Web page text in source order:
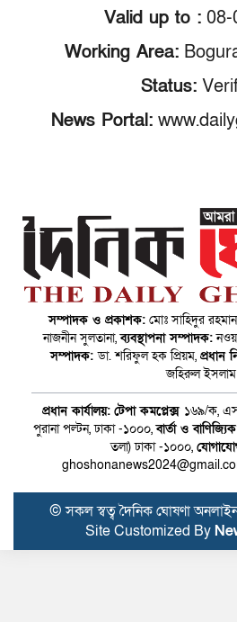
Valid up to : 08-
Working Area:
Status:
News Portal:
সম্পাদক ও প্রকাশক: মোঃ সাহিদুর
নাজনীন সুলতানা,ব্যবস্থাপনা সম্পাদক:
সম্পাদক: ডা. শরিফুল হক প্রিয়ম, প্রধান
জহিরুল ইসলাম
প্রধান কার্যালয়: টেপা কমপ্লেক্স ১৬৯/ক,
পুরানা পল্টন, ঢাকা -১০০০,বার্তা ও
তলা) ঢাকা -১০০০,
© সকল স্বত্ব দৈনিক ঘোষণা
Site Customized By